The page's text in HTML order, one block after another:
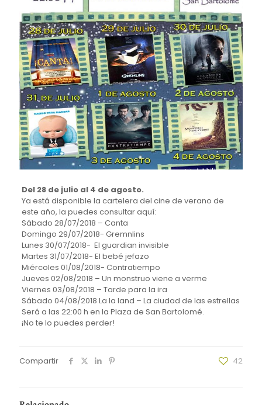
Del 28 de julio al 4 de agosto.
Ya está disponible la cartelera del cine de verano de
este año, la puedes consultar aquí:
Sábado 28/07/2018 – Canta
Domingo 29/07/2018- Gremnlins
Lunes 30/07/2018- El guardian invisible
Martes 31/07/2018- El bebé jefazo
Miércoles 01/08/2018- Contratiempo
Jueves 02/08/2018 – Un monstruo viene a verme
Viernes 03/08/2018 – Tarde para la ira
Sábado 04/08/2018 La la land – La ciudad de las estrellas
Será a las 22:00 h en la Plaza de San Bartolomé.
¡No te lo puedes perder!
Compartir 42